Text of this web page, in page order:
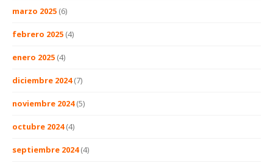
marzo 2025 (6)
febrero 2025 (4)
enero 2025 (4)
diciembre 2024(7)
noviembre 2024(5)
octubre 2024(4)
septiembre 2024(4)